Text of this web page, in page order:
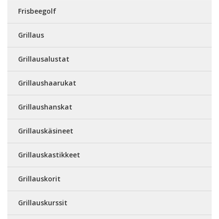
Frisbeegolf
Grillaus
Grillausalustat
Grillaushaarukat
Grillaushanskat
Grillauskäsineet
Grillauskastikkeet
Grillauskorit
Grillauskurssit